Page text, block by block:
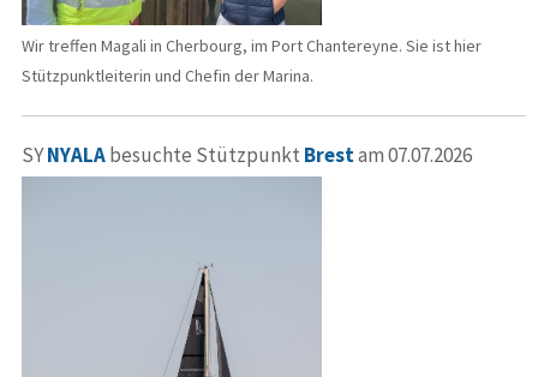
Wir treffen Magali in Cherbourg, im Port Chantereyne. Sie ist hier
Stützpunktleiterin und Chefin der Marina.
SYNYALAbesuchte Stützpunkt Brestam 07.07.2026